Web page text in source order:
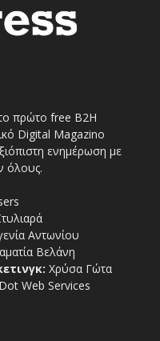
πρώτο free Β2Η
Digital Magazino
ενημέρωση με
όλους.
Αντωνίου
Βελάνη
Χρύσα Γώτα
Web Services